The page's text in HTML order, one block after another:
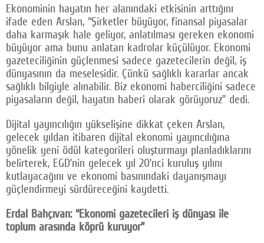
Ekonominin hayatın her alanındaki etkisinin arttığını
ifade eden Arslan, “Şirketler büyüyor, finansal piyasalar
daha karmaşık hale geliyor, anlatılması gereken ekonomi
büyüyor ama bunu anlatan kadrolar küçülüyor. Ekonomi
gazeteciliğinin güçlenmesi sadece gazetecilerin değil, iş
dünyasının da meselesidir. Çünkü sağlıklı kararlar ancak
sağlıklı bilgiyle alınabilir. Biz ekonomi haberciliğini sadece
piyasaların değil, hayatın haberi olarak görüyoruz” dedi.
Dijital yayıncılığın yükselişine dikkat çeken Arslan,
gelecek yıldan itibaren dijital ekonomi yayıncılığına
yönelik yeni ödül kategorileri oluşturmayı planladıklarını
belirterek, EGD’nin gelecek yıl 20’nci kuruluş yılını
kutlayacağını ve ekonomi basınındaki dayanışmayı
güçlendirmeyi sürdüreceğini kaydetti.
Erdal Bahçıvan: “Ekonomi gazetecileri iş dünyası ile
toplum arasında köprü kuruyor”